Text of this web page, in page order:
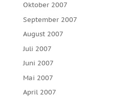
Oktober 2007
September 2007
August 2007
Juli 2007
Juni 2007
Mai 2007
April 2007